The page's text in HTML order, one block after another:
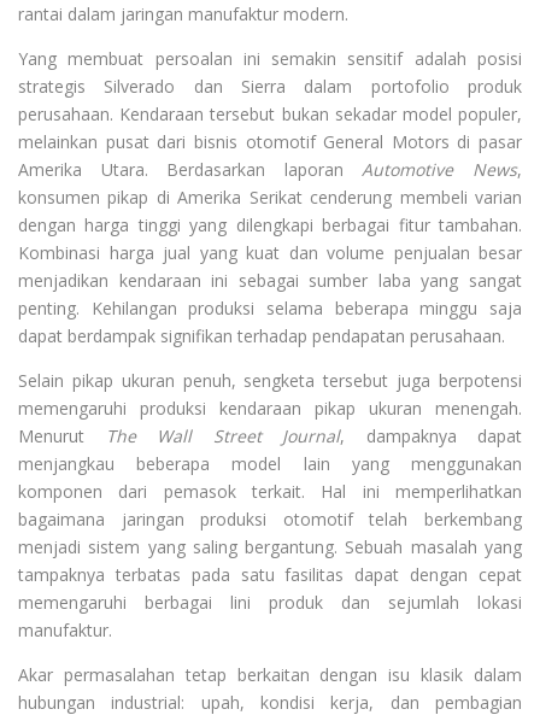
rantai dalam jaringan manufaktur modern.
Yang membuat persoalan ini semakin sensitif adalah posisi
strategis Silverado dan Sierra dalam portofolio produk
perusahaan. Kendaraan tersebut bukan sekadar model populer,
melainkan pusat dari bisnis otomotif General Motors di pasar
Amerika Utara. Berdasarkan laporanAutomotive News,
konsumen pikap di Amerika Serikat cenderung membeli varian
dengan harga tinggi yang dilengkapi berbagai fitur tambahan.
Kombinasi harga jual yang kuat dan volume penjualan besar
menjadikan kendaraan ini sebagai sumber laba yang sangat
penting. Kehilangan produksi selama beberapa minggu saja
dapat berdampak signifikan terhadap pendapatan perusahaan.
Selain pikap ukuran penuh, sengketa tersebut juga berpotensi
memengaruhi produksi kendaraan pikap ukuran menengah.
Menurut
The Wall Street Journal, dampaknya dapat
menjangkau beberapa model lain yang menggunakan
komponen dari pemasok terkait. Hal ini memperlihatkan
bagaimana jaringan produksi otomotif telah berkembang
menjadi sistem yang saling bergantung. Sebuah masalah yang
tampaknya terbatas pada satu fasilitas dapat dengan cepat
memengaruhi berbagai lini produk dan sejumlah lokasi
manufaktur.
Akar permasalahan tetap berkaitan dengan isu klasik dalam
hubungan industrial: upah, kondisi kerja, dan pembagian